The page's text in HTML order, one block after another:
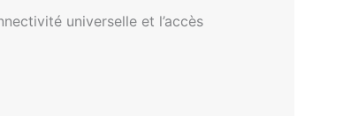
universelle et l’accès